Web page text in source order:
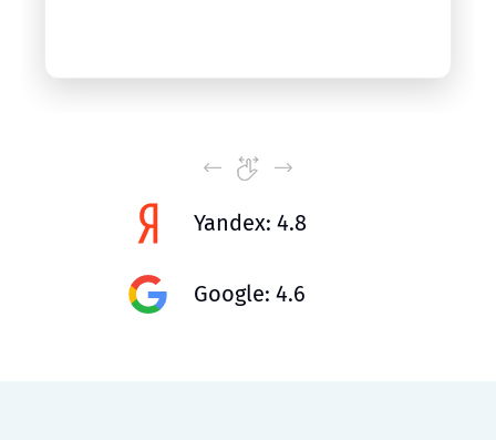
Yandex: 4.8
Google: 4.6